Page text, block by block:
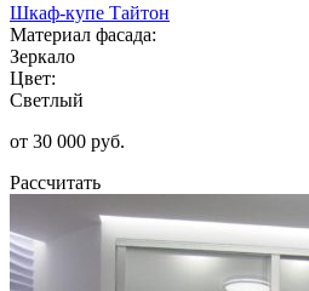
Шкаф-купе Тайтон
Материал фасада:
Зеркало
Цвет:
Светлый
от 30 000 руб.
Рассчитать